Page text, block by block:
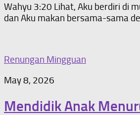
Wahyu 3:20 Lihat, Aku berdiri di
dan Aku makan bersama-sama
Renungan Mingguan
May 8, 2026
Mendidik Anak